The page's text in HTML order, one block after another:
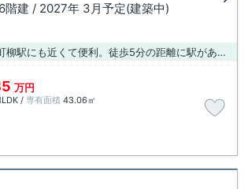
6階建 / 2027年 3月予定(建築中)
エスタプレイス：出町柳駅にも近くて便利。徒歩5分の距離に駅がある物件で、通勤通学に便利です。こちらはエレベーター付きの物件です。外装もおしゃれで快適な生活をおくることができるマンションです。京都市上京区で新生活を始めるなら、創業元治元年 小林工務店が住まい探しをサポートいたします。お気軽に075-406-0007、info@arch-koba.comまでお問い合わせください。
万円
/ 専有面積 43.06㎡